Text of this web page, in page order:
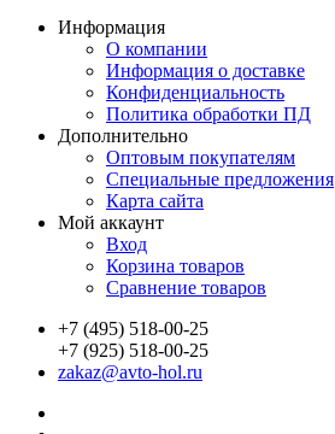
Информация
О компании
Информация о доставке
Конфиденциальность
Политика обработки ПД
Дополнительно
Оптовым покупателям
Специальные предложения
Карта сайта
Мой аккаунт
Вход
Корзина товаров
Сравнение товаров
+7 (495) 518-00-25
+7 (925) 518-00-25
zakaz@avto-hol.ru